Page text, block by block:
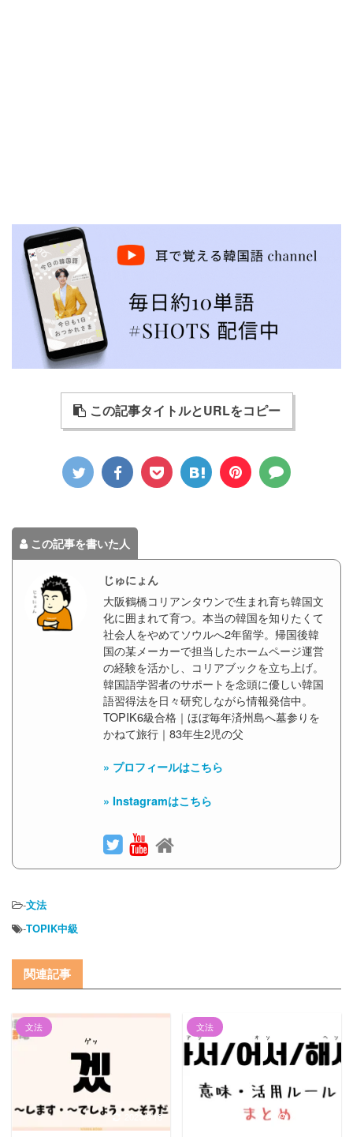
この記事タイトルとURLをコピー
この記事を書いた人
じゅにょん
大阪鶴橋コリアンタウンで生まれ育ち韓国文
化に囲まれて育つ。本当の韓国を知りたくて
社会人をやめてソウルへ2年留学。帰国後韓
国の某メーカーで担当したホームページ運営
の経験を活かし、コリアブックを立ち上げ。
韓国語学習者のサポートを念頭に優しい韓国
語習得法を日々研究しながら情報発信中。
TOPIK6級合格｜ほぼ毎年済州島へ墓参りを
かねて旅行｜83年生2児の父
» プロフィールはこちら
» Instagramはこちら
-文法
-TOPIK中級
関連記事
文法
2023/6/18
文法